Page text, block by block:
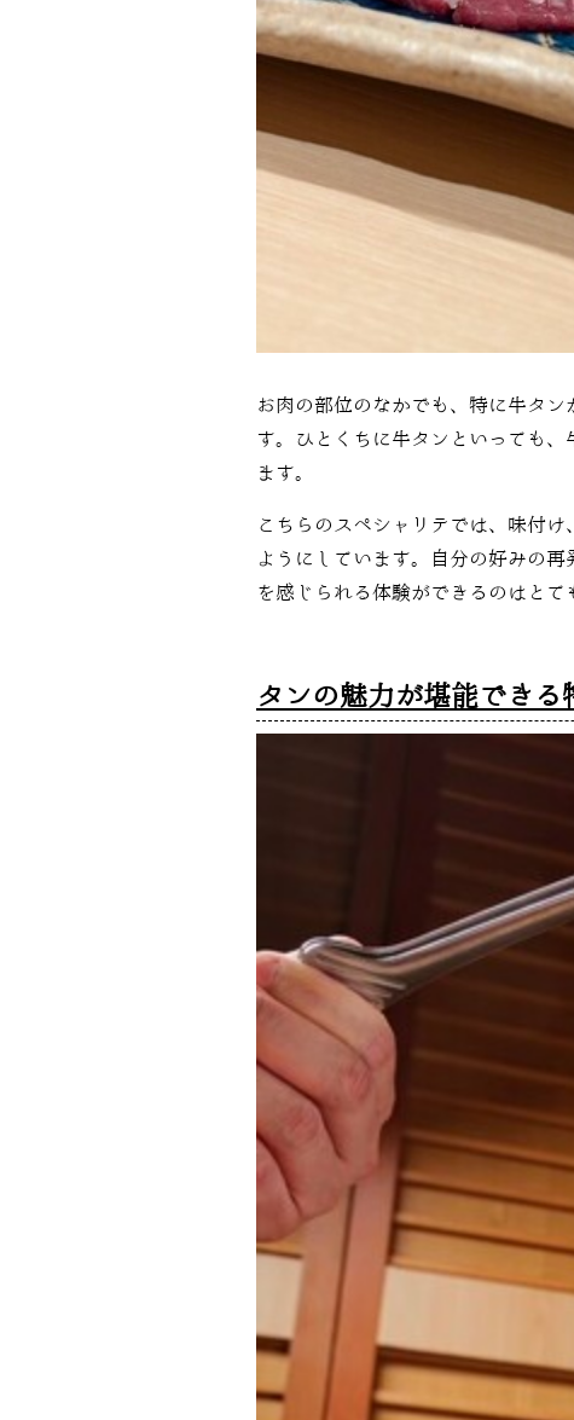
お肉の部位のなかでも、特に牛タ
す。ひとくちに牛タンといっても
ます。
こちらのスペシャリテでは、 味付け
ようにしています。自分の好みの
を感じられる体験ができるのはと
タンの魅力が堪能できる